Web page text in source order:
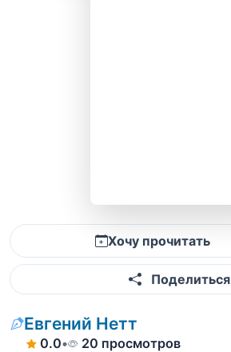
Хочу прочитать
Поделиться
Евгений Нетт
0.0• 20 просмотров